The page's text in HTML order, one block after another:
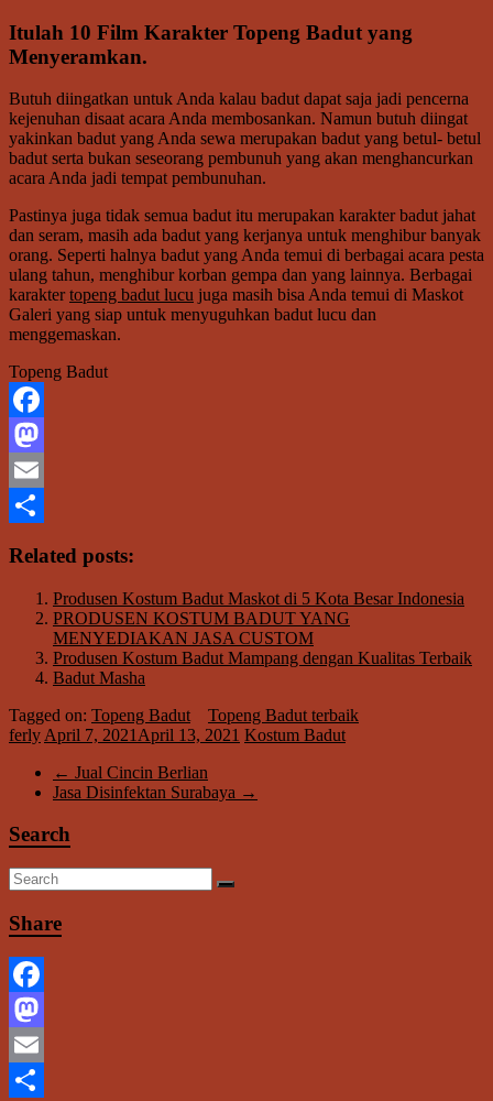
Itulah 10 Film Karakter Topeng Badut yang
Menyeramkan.
Butuh diingatkan untuk Anda kalau badut dapat saja jadi pencerna
kejenuhan disaat acara Anda membosankan. Namun butuh diingat
yakinkan badut yang Anda sewa merupakan badut yang betul- betul
badut serta bukan seseorang pembunuh yang akan menghancurkan
acara Anda jadi tempat pembunuhan.
Pastinya juga tidak semua badut itu merupakan karakter badut jahat
dan seram, masih ada badut yang kerjanya untuk menghibur banyak
orang. Seperti halnya badut yang Anda temui di berbagai acara pesta
ulang tahun, menghibur korban gempa dan yang lainnya. Berbagai
karaktertopeng badut lucu juga masih bisa Anda temui di Maskot
Galeri yang siap untuk menyuguhkan badut lucu dan
menggemaskan.
Topeng Badut
Facebook
Mastodon
Email
Related posts:
Produsen Kostum Badut Maskot di 5 Kota Besar Indonesia
PRODUSEN KOSTUM BADUT YANG
MENYEDIAKAN JASA CUSTOM
Produsen Kostum Badut Mampang dengan Kualitas Terbaik
Badut Masha
Tagged on: Topeng Badut
Topeng Badut terbaik
ferly April 7, 2021 April 13, 2021 Kostum Badut
← Jual Cincin Berlian
Jasa Disinfektan Surabaya →
Search
Share
Facebook
Mastodon
Email